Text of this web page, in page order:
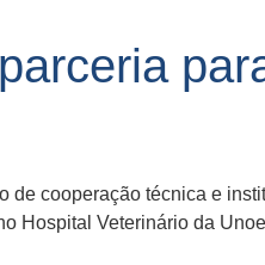
de cooperação técnica e
Hospital Veterinário da